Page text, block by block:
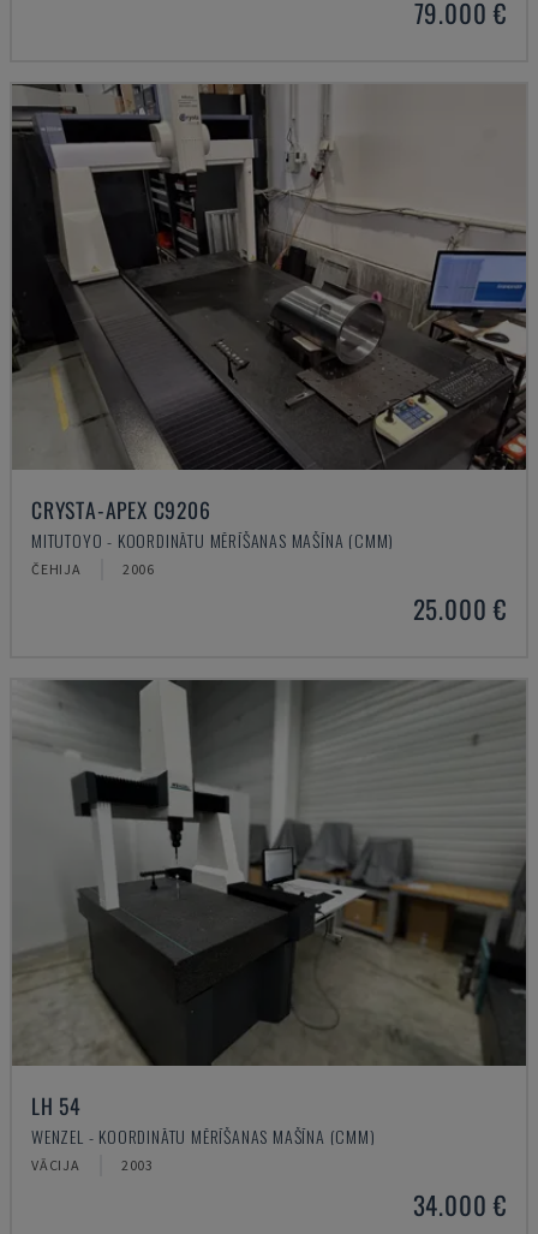
79.000 €
CRYSTA-APEX C9206
MITUTOYO - KOORDINĀTU MĒRĪŠANAS MAŠĪNA (CMM)
ČEHIJA 2006
25.000 €
LH 54
WENZEL - KOORDINĀTU MĒRĪŠANAS MAŠĪNA (CMM)
VĀCIJA 2003
34.000 €